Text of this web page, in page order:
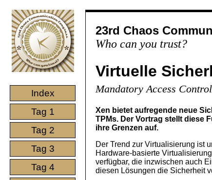
Index
Tag 1
Tag 2
Tag 3
Tag 4
23rd Chaos
Who can you trust?
Virtuelle
Mandatory Access
Xen bietet aufregende neue
TPMs. Der Vortrag stellt diese
ihre Grenzen auf.
Der Trend zur Virtualisierung ist
Hardware-basierte
verfügbar, die inzwischen auch
diesen Lösungen die Sicherheit